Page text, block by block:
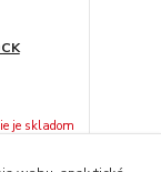
je skladom